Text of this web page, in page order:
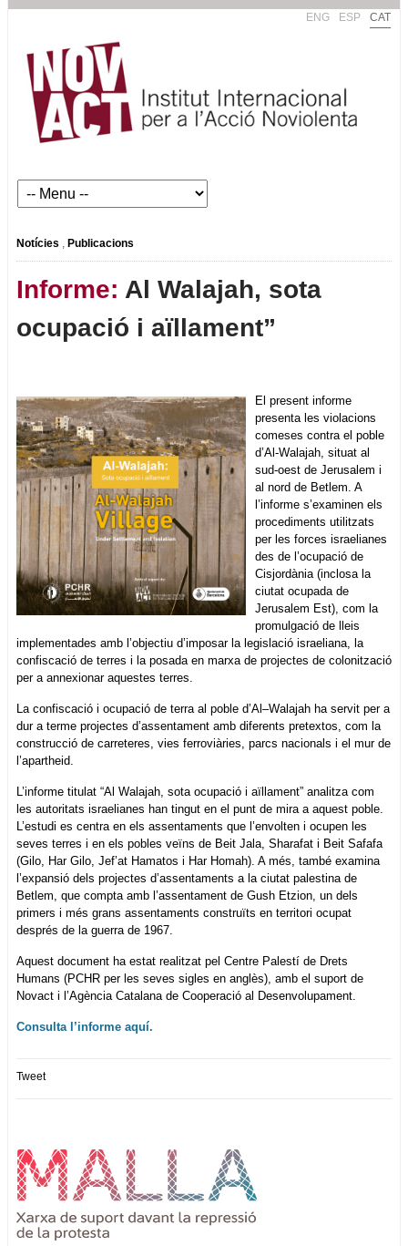
ENG ESP CAT
Notícies , Publicacions
Informe: Al Walajah, sota
ocupació i aïllament”
El present informe
presenta les violacions
comeses contra el poble
d’Al-Walajah, situat al
sud-oest de Jerusalem i
al nord de Betlem. A
l’informe s’examinen els
procediments utilitzats
per les forces israelianes
des de l’ocupació de
Cisjordània (inclosa la
ciutat ocupada de
Jerusalem Est), com la
promulgació de lleis
implementades amb l’objectiu d’imposar la legislació israeliana, la
confiscació de terres i la posada en marxa de projectes de colonització
per a annexionar aquestes terres.
La confiscació i ocupació de terra al poble d’Al–Walajah ha servit per a
dur a terme projectes d’assentament amb diferents pretextos, com la
construcció de carreteres, vies ferroviàries, parcs nacionals i el mur de
l’apartheid.
L’informe titulat “Al Walajah, sota ocupació i aïllament” analitza com
les autoritats israelianes han tingut en el punt de mira a aquest poble.
L’estudi es centra en els assentaments que l’envolten i ocupen les
seves terres i en els pobles veïns de Beit Jala, Sharafat i Beit Safafa
(Gilo, Har Gilo, Jef’at Hamatos i Har Homah). A més, també examina
l’expansió dels projectes d’assentaments a la ciutat palestina de
Betlem, que compta amb l’assentament de Gush Etzion, un dels
primers i més grans assentaments construïts en territori ocupat
després de la guerra de 1967.
Aquest document ha estat realitzat pel Centre Palestí de Drets
Humans (PCHR per les seves sigles en anglès), amb el suport de
Novact i l’Agència Catalana de Cooperació al Desenvolupament.
Consulta l’informe aquí.
Tweet